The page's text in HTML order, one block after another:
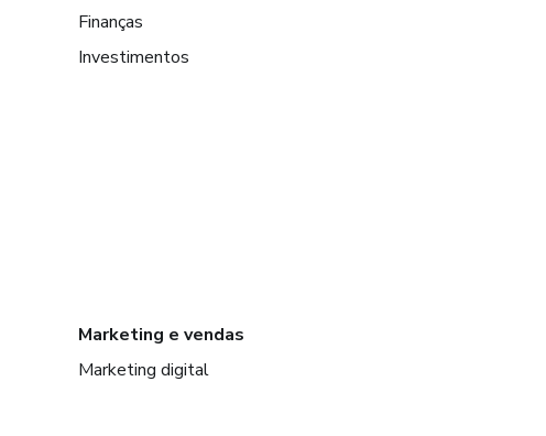
Finanças
Investimentos
Marketing e vendas
Marketing digital